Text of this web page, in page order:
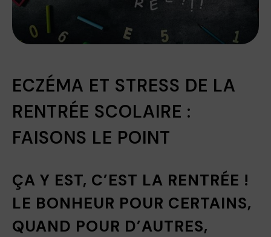
ECZÉMA ET STRESS DE LA
RENTRÉE SCOLAIRE :
FAISONS LE POINT
ÇA Y EST, C’EST LA RENTRÉE !
LE BONHEUR POUR CERTAINS,
QUAND POUR D’AUTRES,